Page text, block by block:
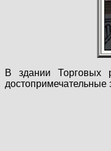
В здании Торговых
достопримечательные